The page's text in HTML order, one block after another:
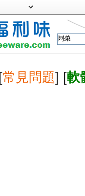
[常見問題] [軟